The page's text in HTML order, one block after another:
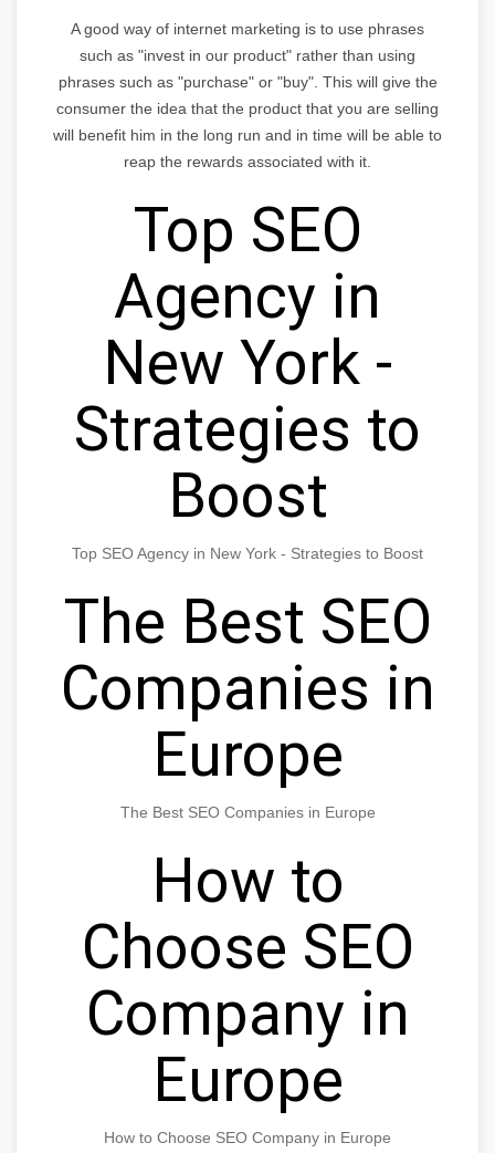
A good way of internet marketing is to use phrases
such as "invest in our product" rather than using
phrases such as "purchase" or "buy". This will give the
consumer the idea that the product that you are selling
will benefit him in the long run and in time will be able to
reap the rewards associated with it.
Top SEO
Agency in
New York -
Strategies to
Boost
Top SEO Agency in New York - Strategies to Boost
The Best SEO
Companies in
Europe
The Best SEO Companies in Europe
How to
Choose SEO
Company in
Europe
How to Choose SEO Company in Europe